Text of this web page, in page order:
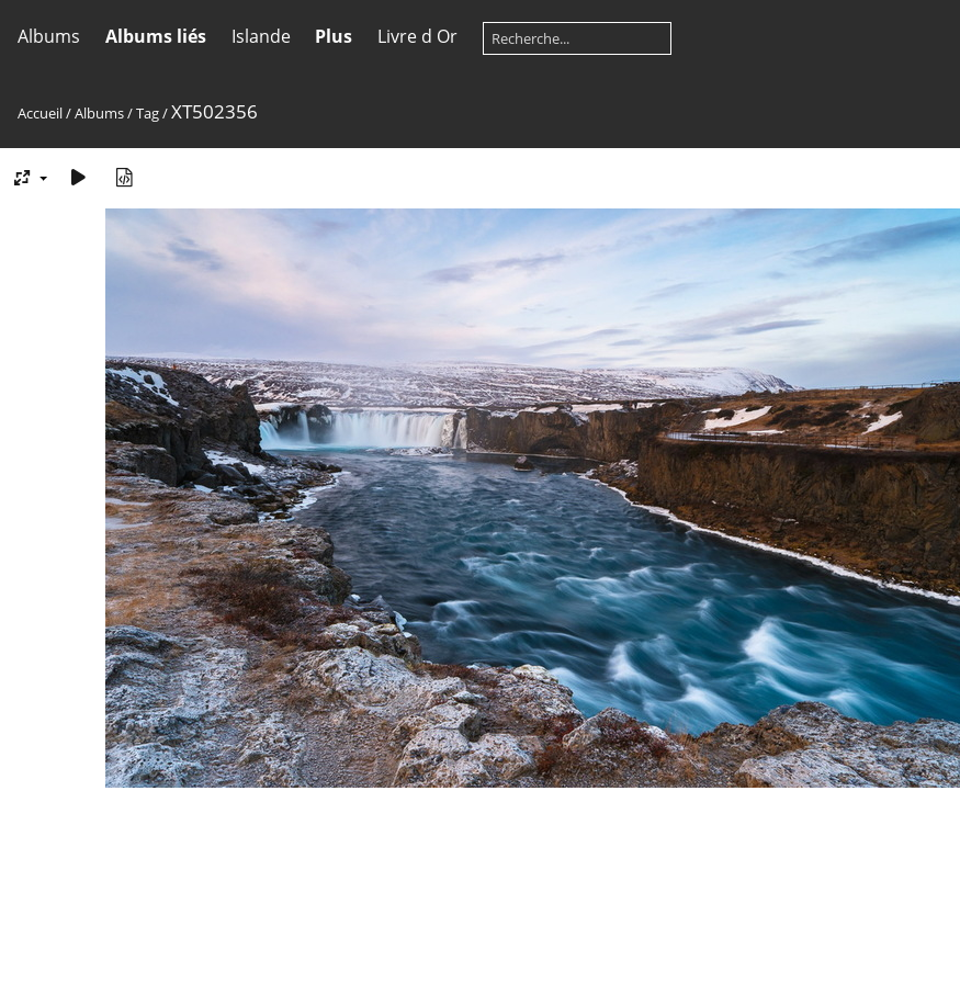
Albums Albums liés Islande Plus Livre d Or
Accueil/Albums/Tag/XT502356